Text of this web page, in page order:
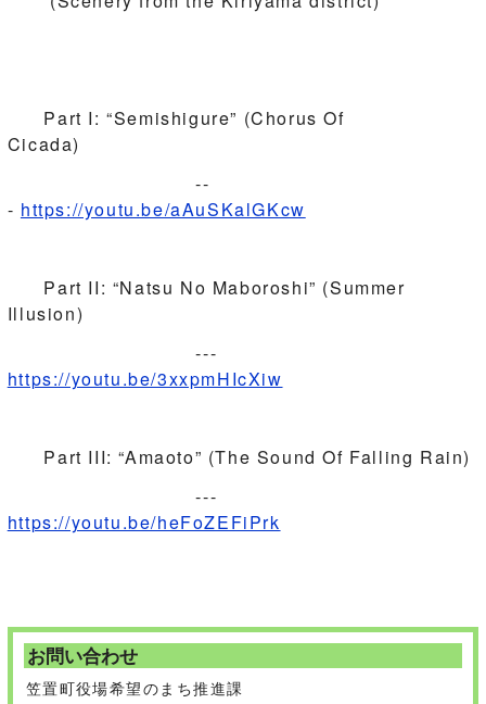
Part I: “Semishigure” (Chorus Of
Cicada)
--
- https://youtu.be/aAuSKalGKcw
Part II: “Natsu No Maboroshi” (Summer
Illusion)
---
https://youtu.be/3xxpmHIcXiw
Part III: “Amaoto” (The Sound Of Falling Rain)
---
https://youtu.be/heFoZEFiPrk
お問い合わせ
笠置町役場希望のまち推進課